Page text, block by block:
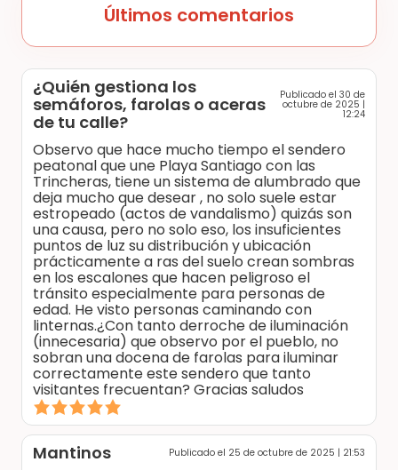
Últimos comentarios
¿Quién gestiona los
semáforos, farolas o aceras
de tu calle?
Publicado el 30 de
octubre de 2025 |
12:24
Observo que hace mucho tiempo el sendero
peatonal que une Playa Santiago con las
Trincheras, tiene un sistema de alumbrado que
deja mucho que desear , no solo suele estar
estropeado (actos de vandalismo) quizás son
una causa, pero no solo eso, los insuficientes
puntos de luz su distribución y ubicación
prácticamente a ras del suelo crean sombras
en los escalones que hacen peligroso el
tránsito especialmente para personas de
edad. He visto personas caminando con
linternas.¿Con tanto derroche de iluminación
(innecesaria) que observo por el pueblo, no
sobran una docena de farolas para iluminar
correctamente este sendero que tanto
visitantes frecuentan? Gracias saludos
Mantinos Publicado el 25 de octubre de 2025 | 21:53